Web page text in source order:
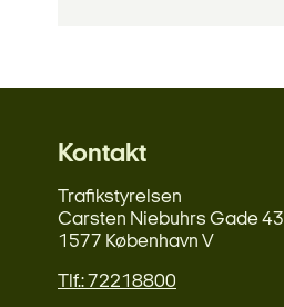
Kontakt
Trafikstyrelsen
Carsten Niebuhrs Gade 43
1577 København V
Tlf.: 72218800